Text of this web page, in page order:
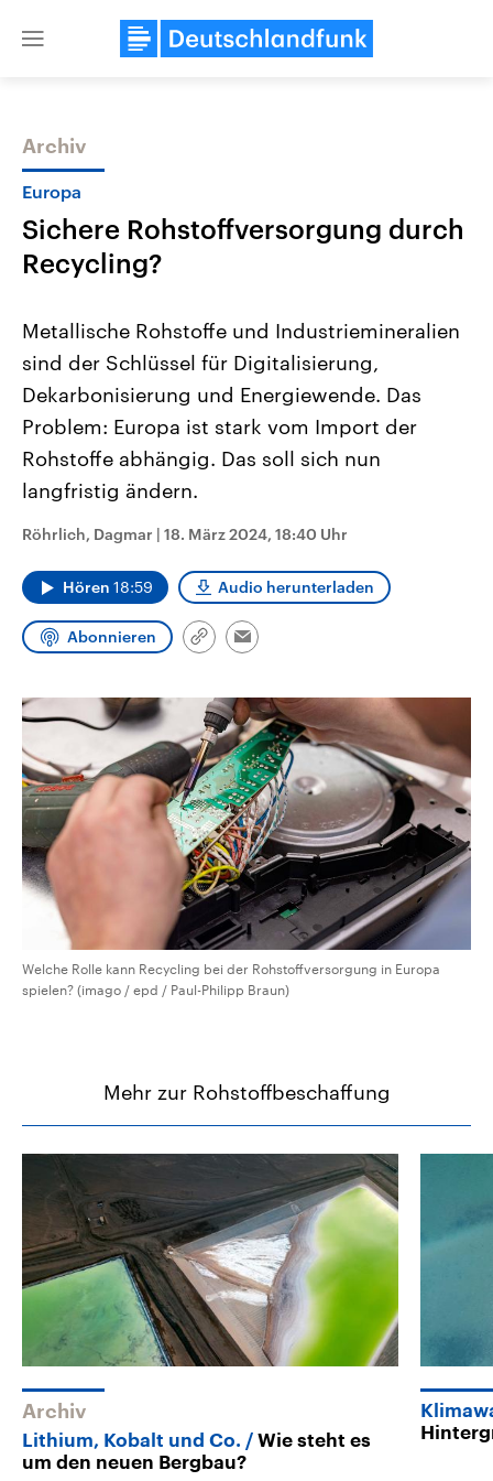
Close
Themen
Landtagswahl Sachsen-Anhalt
2026
Alle Informationen
Sachsen-Anhalt wählt am 6.
September 2026 einen neuen
Landtag. Seit 2021 wird das
Bundesland von einer Koalition aus
CDU, SPD und FDP regiert.-
Umfragen, Prognosen,
Wahlprogramme, aktuelle Berichte
und Kandidaten der anstehenden
Wahl.
USA
Aktuelle Beiträge,
Hintergründe
Wirtschaftlich und
gehören die Vereinigten
den mächtigsten Ländern
Archiv
Europa
Sichere Rohstoffversorgung durch
Recycling?
Metallische Rohstoffe und Industriemineralien
sind der Schlüssel für Digitalisierung,
Dekarbonisierung und Energiewende. Das
Problem: Europa ist stark vom Import der
Rohstoffe abhängig. Das soll sich nun
langfristig ändern.
Röhrlich, Dagmar | 18. März 2024, 18:40 Uhr
Hören 18:59 Audio herunterladen
Abonnieren
Link
Email
Welche Rolle kann Recycling bei der Rohstoffversorgung in Europa
spielen? (imago / epd / Paul-Philipp Braun)
Mehr zur Rohstoffbeschaffung
Archiv
Lithium, Kobalt und Co.
Wie steht es
um den neuen Bergbau?